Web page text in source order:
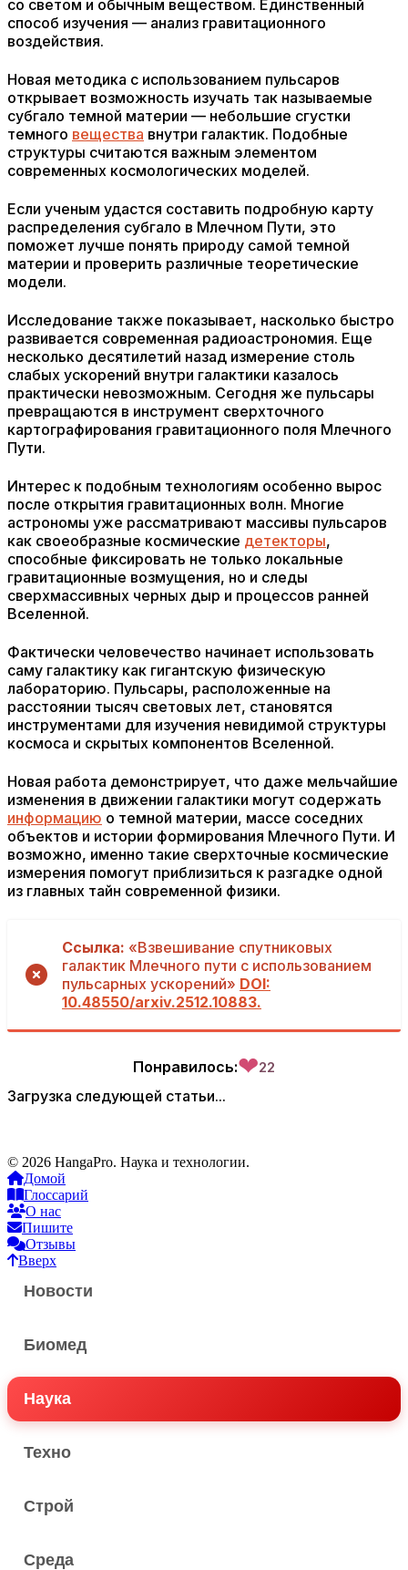
со светом и обычным веществом. Единственный
способ изучения — анализ гравитационного
воздействия.
Новая методика с использованием пульсаров
открывает возможность изучать так называемые
субгало темной материи — небольшие сгустки
темного вещества внутри галактик. Подобные
структуры считаются важным элементом
современных космологических моделей.
Если ученым удастся составить подробную карту
распределения субгало в Млечном Пути, это
поможет лучше понять природу самой темной
материи и проверить различные теоретические
модели.
Исследование также показывает, насколько быстро
развивается современная радиоастрономия. Еще
несколько десятилетий назад измерение столь
слабых ускорений внутри галактики казалось
практически невозможным. Сегодня же пульсары
превращаются в инструмент сверхточного
картографирования гравитационного поля Млечного
Пути.
Интерес к подобным технологиям особенно вырос
после открытия гравитационных волн. Многие
астрономы уже рассматривают массивы пульсаров
как своеобразные космические детекторы,
способные фиксировать не только локальные
гравитационные возмущения, но и следы
сверхмассивных черных дыр и процессов ранней
Вселенной.
Фактически человечество начинает использовать
саму галактику как гигантскую физическую
лабораторию. Пульсары, расположенные на
расстоянии тысяч световых лет, становятся
инструментами для изучения невидимой структуры
космоса и скрытых компонентов Вселенной.
Новая работа демонстрирует, что даже мельчайшие
изменения в движении галактики могут содержать
информацию о темной материи, массе соседних
объектов и истории формирования Млечного Пути. И
возможно, именно такие сверхточные космические
измерения помогут приблизиться к разгадке одной
из главных тайн современной физики.
Ссылка: «Взвешивание спутниковых
галактик Млечного пути с использованием
пульсарных ускорений» DOI:
10.48550/arxiv.2512.10883.
Понравилось:❤22
Загрузка следующей статьи...
© 2026 HangaPro. Наука и технологии.
Домой
Глоссарий
О нас
Пишите
Отзывы
Вверх
Новости
Биомед
Наука
Техно
Строй
Среда